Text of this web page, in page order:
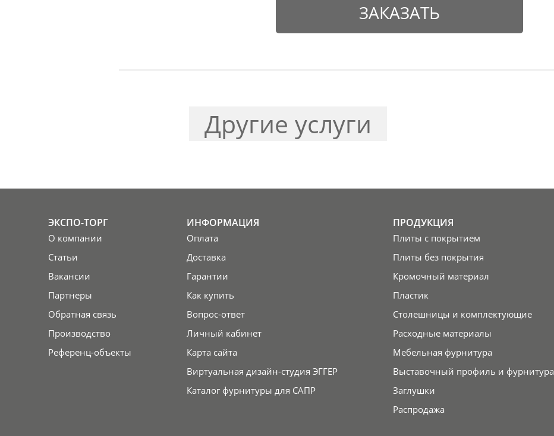
ЗАКАЗАТЬ
Другие услуги
ЭКСПО-ТОРГ
О компании
Статьи
Вакансии
Партнеры
Обратная связь
Производство
Референц-объекты
ИНФОРМАЦИЯ
Оплата
Доставка
Гарантии
Как купить
Вопрос-ответ
Личный кабинет
Карта сайта
Виртуальная дизайн-студия ЭГГЕР
Каталог фурнитуры для САПР
ПРОДУКЦИЯ
Плиты с покрытием
Плиты без покрытия
Кромочный материал
Пластик
Столешницы и комплектующие
Расходные материалы
Мебельная фурнитура
Выставочный профиль и фурнитура
Заглушки
Распродажа